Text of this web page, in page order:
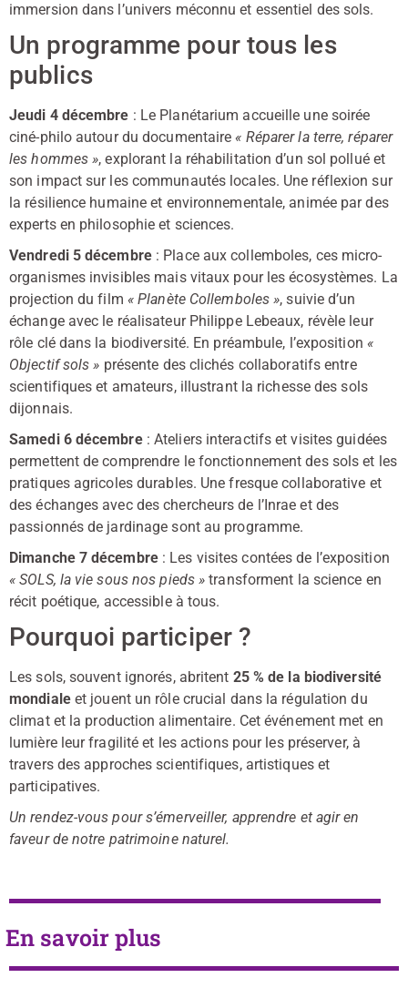
immersion dans l’univers méconnu et essentiel des sols.
Un programme pour tous les
publics
Jeudi 4 décembre : Le Planétarium accueille une soirée
ciné-philo autour du documentaire « Réparer la terre, réparer
les hommes », explorant la réhabilitation d’un sol polluéet
son impact sur les communautés locales. Une réflexion sur
la résilience humaine et environnementale, animée par des
experts en philosophie et sciences.
Vendredi 5 décembre: Place auxcollemboles, ces micro-
organismes invisibles mais vitaux pour les écosystèmes. La
projection du film « Planète Collemboles », suivie d’un
échange avec le réalisateur Philippe Lebeaux, révèle leur
rôle clé dans la biodiversité. En préambule, l’exposition «
Objectif sols » présente des clichés collaboratifs entre
scientifiques et amateurs, illustrant la richesse des sols
dijonnais.
Samedi 6 décembre: Ateliers interactifs et visites guidées
permettent de comprendre le fonctionnement des sols et les
pratiques agricoles durables. Une fresque collaborative et
des échanges avec des chercheurs de l’Inrae et des
passionnés de jardinage sont au programme.
Dimanche 7 décembre: Les visites contées de l’exposition
« SOLS, la vie sous nos pieds » transforment la science en
récit poétique, accessible à tous.
Pourquoi participer ?
Les sols, souvent ignorés, abritent 25 % de la biodiversité
mondialeet jouent un rôle crucial dans la régulation du
climatet la production alimentaire. Cet événement met en
lumière leur fragilité et les actions pour les préserver, à
travers des approches scientifiques, artistiques et
participatives.
Un rendez-vous pour s’émerveiller, apprendre et agir en
faveur de notre patrimoine naturel.
En savoir plus